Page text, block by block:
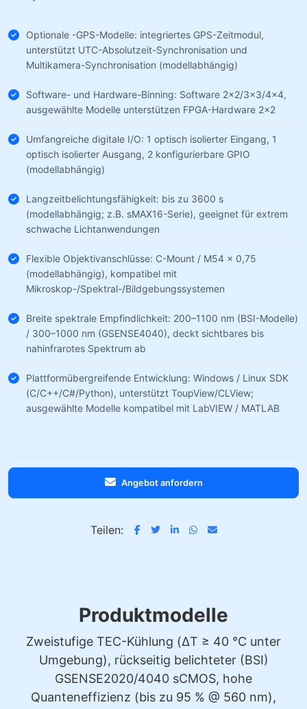
Optionale -GPS-Modelle: integriertes GPS-Zeitmodul,
unterstützt UTC-Absolutzeit-Synchronisation und
Multikamera-Synchronisation (modellabhängig)
Software- und Hardware-Binning: Software 2×2/3×3/4×4,
ausgewählte Modelle unterstützen FPGA-Hardware 2×2
Umfangreiche digitale I/O: 1 optisch isolierter Eingang, 1
optisch isolierter Ausgang, 2 konfigurierbare GPIO
(modellabhängig)
Langzeitbelichtungsfähigkeit: bis zu 3600 s
(modellabhängig; z.B. sMAX16-Serie), geeignet für extrem
schwache Lichtanwendungen
Flexible Objektivanschlüsse: C-Mount / M54 × 0,75
(modellabhängig), kompatibel mit
Mikroskop-/Spektral-/Bildgebungssystemen
Breite spektrale Empfindlichkeit: 200–1100 nm (BSI-Modelle)
/ 300–1000 nm (GSENSE4040), deckt sichtbares bis
nahinfrarotes Spektrum ab
Plattformübergreifende Entwicklung: Windows / Linux SDK
(C/C++/C#/Python), unterstützt ToupView/CLView;
ausgewählte Modelle kompatibel mit LabVIEW / MATLAB
Angebot anfordern
Teilen:
Produktmodelle
Zweistufige TEC-Kühlung (ΔT ≥ 40 °C unter
Umgebung), rückseitig belichteter (BSI)
GSENSE2020/4040 sCMOS, hohe
Quanteneffizienz (bis zu 95 % @ 560 nm),